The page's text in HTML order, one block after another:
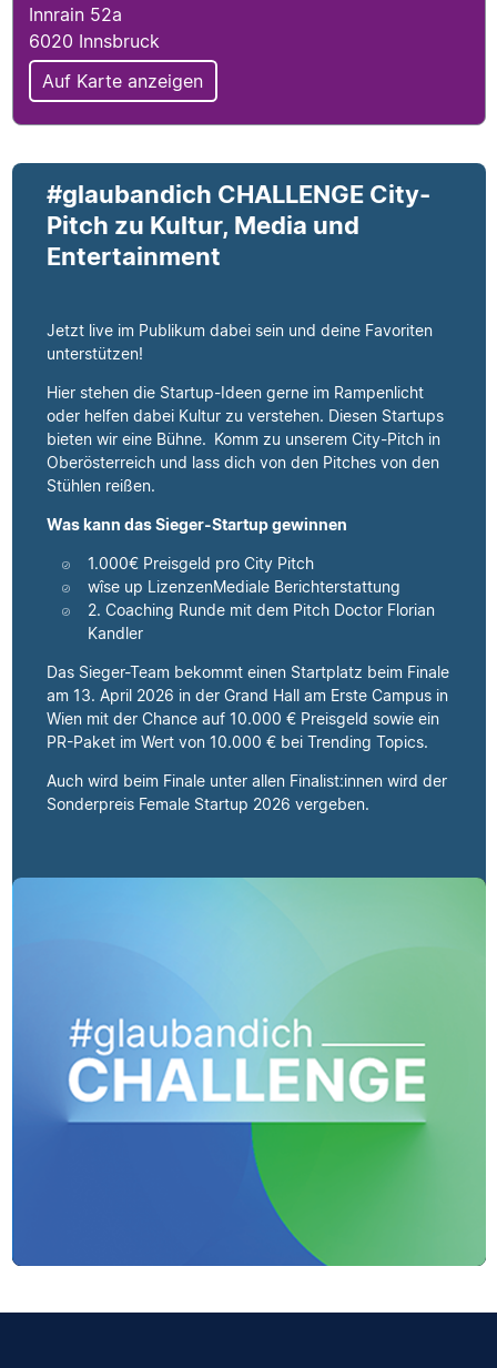
Innrain 52a
6020 Innsbruck
Auf Karte anzeigen
Veranstaltungsdetails
#glaubandich CHALLENGE City-
Pitch zu Kultur, Media und
Entertainment
Jetzt live im Publikum dabei sein und deine Favoriten
unterstützen!
Hier stehen die Startup-Ideen gerne im Rampenlicht
oder helfen dabei Kultur zu verstehen. Diesen Startups
bieten wir eine Bühne. Komm zu unserem City-Pitch in
Oberösterreich und lass dich von den Pitches von den
Stühlen reißen.
Was kann das Sieger-Startup gewinnen
1.000€ Preisgeld pro City Pitch
wîse up LizenzenMediale Berichterstattung
2. Coaching Runde mit dem Pitch Doctor Florian
Kandler
Das Sieger-Team bekommt einen Startplatz beim Finale
am 13. April 2026 in der Grand Hall am Erste Campus in
Wien mit der Chance auf 10.000 € Preisgeld sowie ein
PR-Paket im Wert von 10.000 € bei Trending Topics.
Auch wird beim Finale unter allen Finalist:innen wird der
Sonderpreis Female Startup 2026 vergeben.